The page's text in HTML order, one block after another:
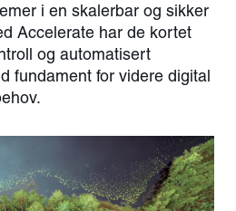
i en skalerbar og sikker
Accelerate har de kortet
og automatisert
fundament for videre digital